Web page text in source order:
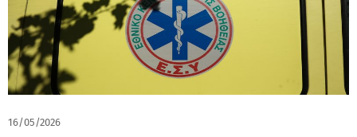
16/05/2026